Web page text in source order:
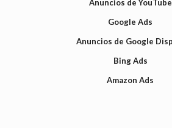
Anuncios de YouTube
Google Ads
Anuncios de Google
Bing Ads
Amazon Ads